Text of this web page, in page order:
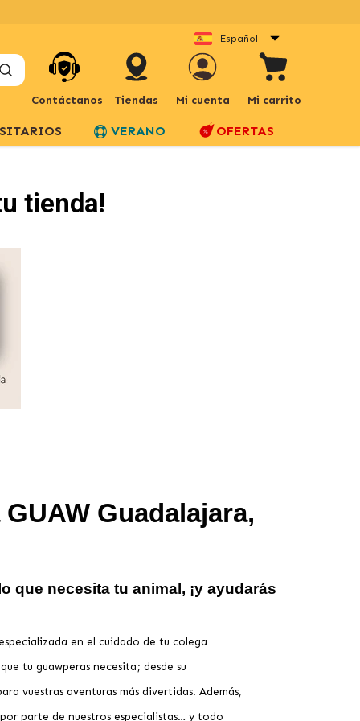
Español
Contáctanos Tiendas Mi cuenta Mi carrito
VERANO OFERTAS
tienda!
Guadalajara,
que necesita tu animal, ¡y ayudarás
en el cuidado de tu colega
tu guawperas necesita; desde su
vuestras aventuras más divertidas. Además,
parte de nuestros especialistas… y todo